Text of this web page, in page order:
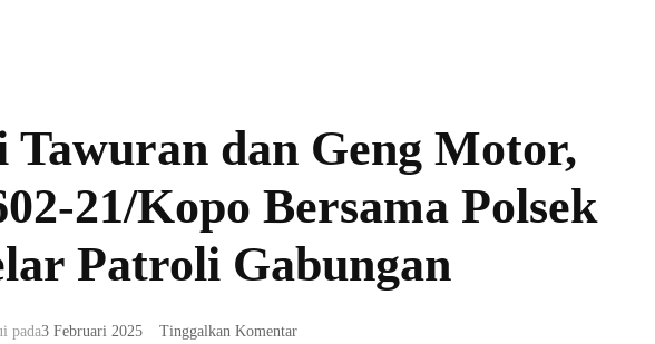
Tawuran dan Geng Motor,
21/Kopo Bersama Polsek
Patroli Gabungan
pada3 Februari 2025 Tinggalkan Komentarpada